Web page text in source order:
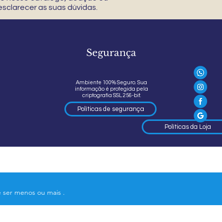
as suas dúvidas.
Segurança
Ambiente 100% Seguro. Sua
informação é protegida pela
criptografia SSL 256-bit.
Políticas de segurança
Políticas da Loja
menos ou mais .